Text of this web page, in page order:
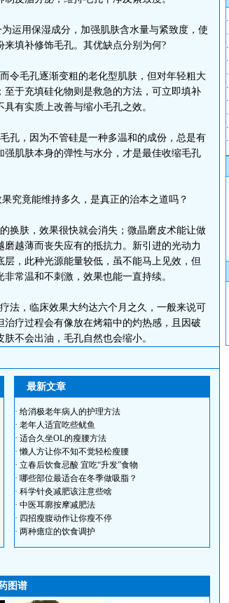
用保湿成分，加强肌肤含水量与紧致度，使
填补修饰毛孔。其优缺点分别为何?
毛孔逐渐变粗的老化型肌肤，但对年轻粗大
于充填硅化物则是救急的方法，可立即填补
有实质上改善与缩小毛孔之效。
，因为不管硅是一种多温和的成份，总是有
肌肤本身的弹性与水分，才是最佳收缩毛孔
竟能维持多久，是真正的治本之道吗？
肤，效果很快就会消失；微晶磨皮术能让做
越薄而丧失应有的抵抗力。新引进的光动力
，此种光源能量较低，虽不能马上见效，但
常温和不刺激，效果也能一直持续。
，临床效果大约达六个月之久，一般来说可
疗过程会有像放在烤箱中的灼热感，且因破
不会出油，毛孔自然也会缩小。
最新文章
· 给消极老年病人的护理方法
· 老年人适宜吃些鱿鱼
· 适合久坐OL的瘦腰方法
·懒人方让你不知不觉轻松瘦腰
· 立春后饮食忌酸 宜吃“升发”食物
· 哪些部位最适合在冬季做吸脂？
· 科学针灸减肥该注意些啥
· 中医耳廓按摩减肥法
· 四招瘦腹动作让你瘦不停
· 两种癔症的饮食调护
图谱
·
·
·
·
·
·
·
·
·
·